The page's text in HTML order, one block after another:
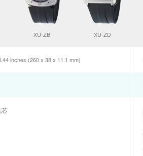
XU-ZB XU-ZD
inches (260 x 38 x 11.1 mm)
芯